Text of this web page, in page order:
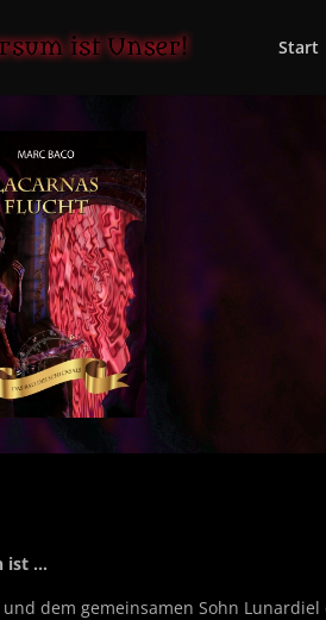
Start
ist …
dem gemeinsamen Sohn Lunardiel